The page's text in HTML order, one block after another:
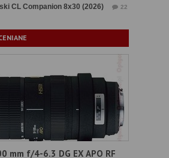
CL Companion 8x30 (2026) 22
mm f/4-6.3 DG EX APO RF